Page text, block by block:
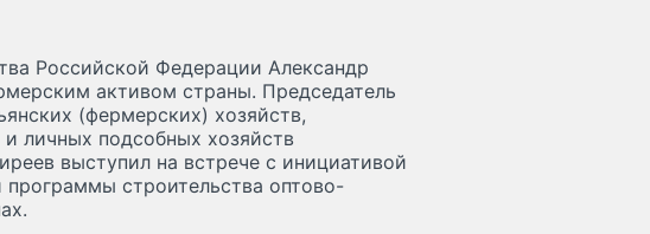
Российской Федерации Александр
активом страны. Председатель
(фермерских) хозяйств,
личных подсобных хозяйств
выступил на встрече с инициативой
строительства оптово-